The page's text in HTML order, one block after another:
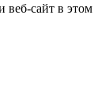
веб-сайт в этом